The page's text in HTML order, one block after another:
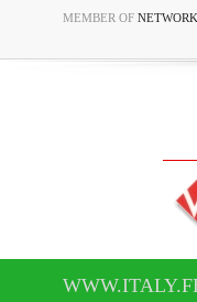
MEMBER OF